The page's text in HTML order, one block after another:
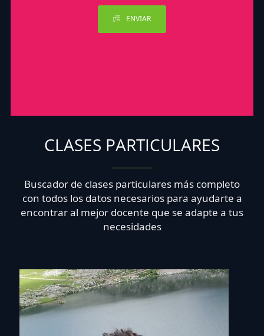
ENVIAR
CLASES PARTICULARES
Buscador de clases particulares más completo
con todos los datos necesarios para ayudarte a
encontrar al mejor docente que se adapte a tus
necesidades